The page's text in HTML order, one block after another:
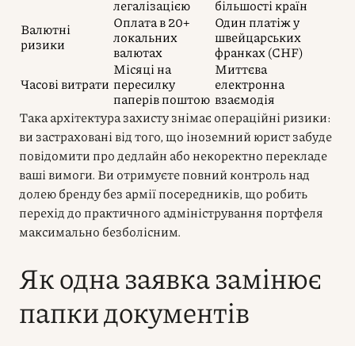
легалізацією
більшості країн
Валютні
ризики
Оплата в 20+
локальних
валютах
Один платіж у
швейцарських
франках (CHF)
Часові витрати
Місяці на
пересилку
паперів поштою
Миттєва
електронна
взаємодія
Така архітектура захисту знімає операційні ризики:
ви застраховані від того, що іноземний юрист забуде
повідомити про дедлайн або некоректно перекладе
ваші вимоги. Ви отримуєте повний контроль над
долею бренду без армії посередників, що робить
перехід до практичного адміністрування портфеля
максимально безболісним.
Як одна заявка замінює
папки документів